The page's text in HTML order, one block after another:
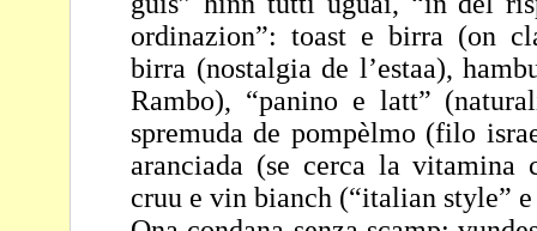
ordinazion”: toast e birra (on
birra (nostalgia de l’estaa),
Rambo), “panino e latt”
spremuda de pompèlmo (filo
aranciada (se cerca la vitamina
cruu e vin bianch (“italian style”